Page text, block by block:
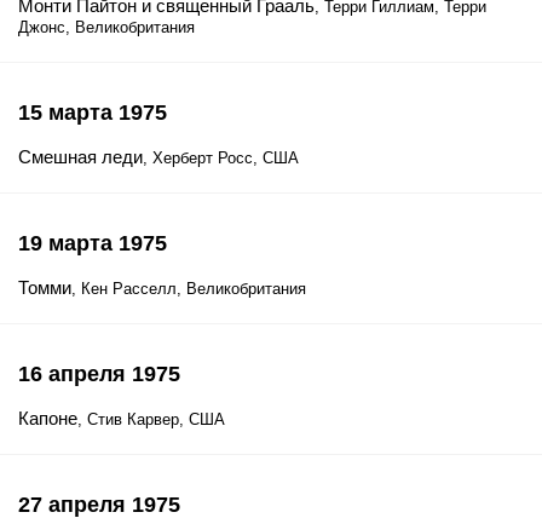
Монти Пайтон и священный Грааль, Терри Гиллиам, Терри
Джонс, Великобритания
15 марта 1975
Смешная леди, Херберт Росс, США
19 марта 1975
Томми, Кен Расселл, Великобритания
16 апреля 1975
Капоне, Стив Карвер, США
27 апреля 1975